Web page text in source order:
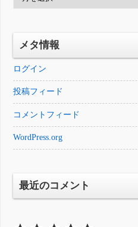
イ
ブメタ情報
ログイン
投稿フィード
コメントフィード
WordPress.org
最近のコメント
⭐ ⭐⭐